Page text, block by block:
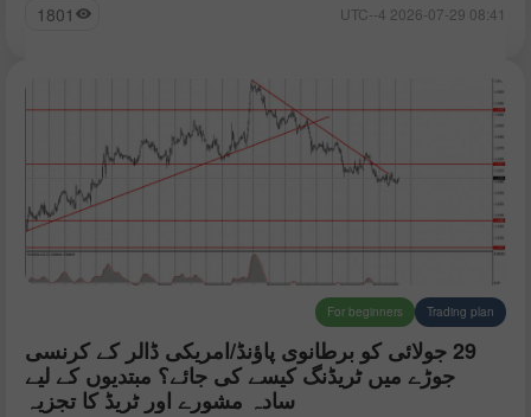
08:41 2026-07-29 UTC--4
1801
Trading plan
For beginners
29 جولائی کو برطانوی پاؤنڈ/امریکی ڈالر کے کرنسی
جوڑے میں ٹریڈنگ کیسے کی جائے؟ مبتدیوں کے لیے
سادہ مشورے اور ٹریڈ کا تجزیہ